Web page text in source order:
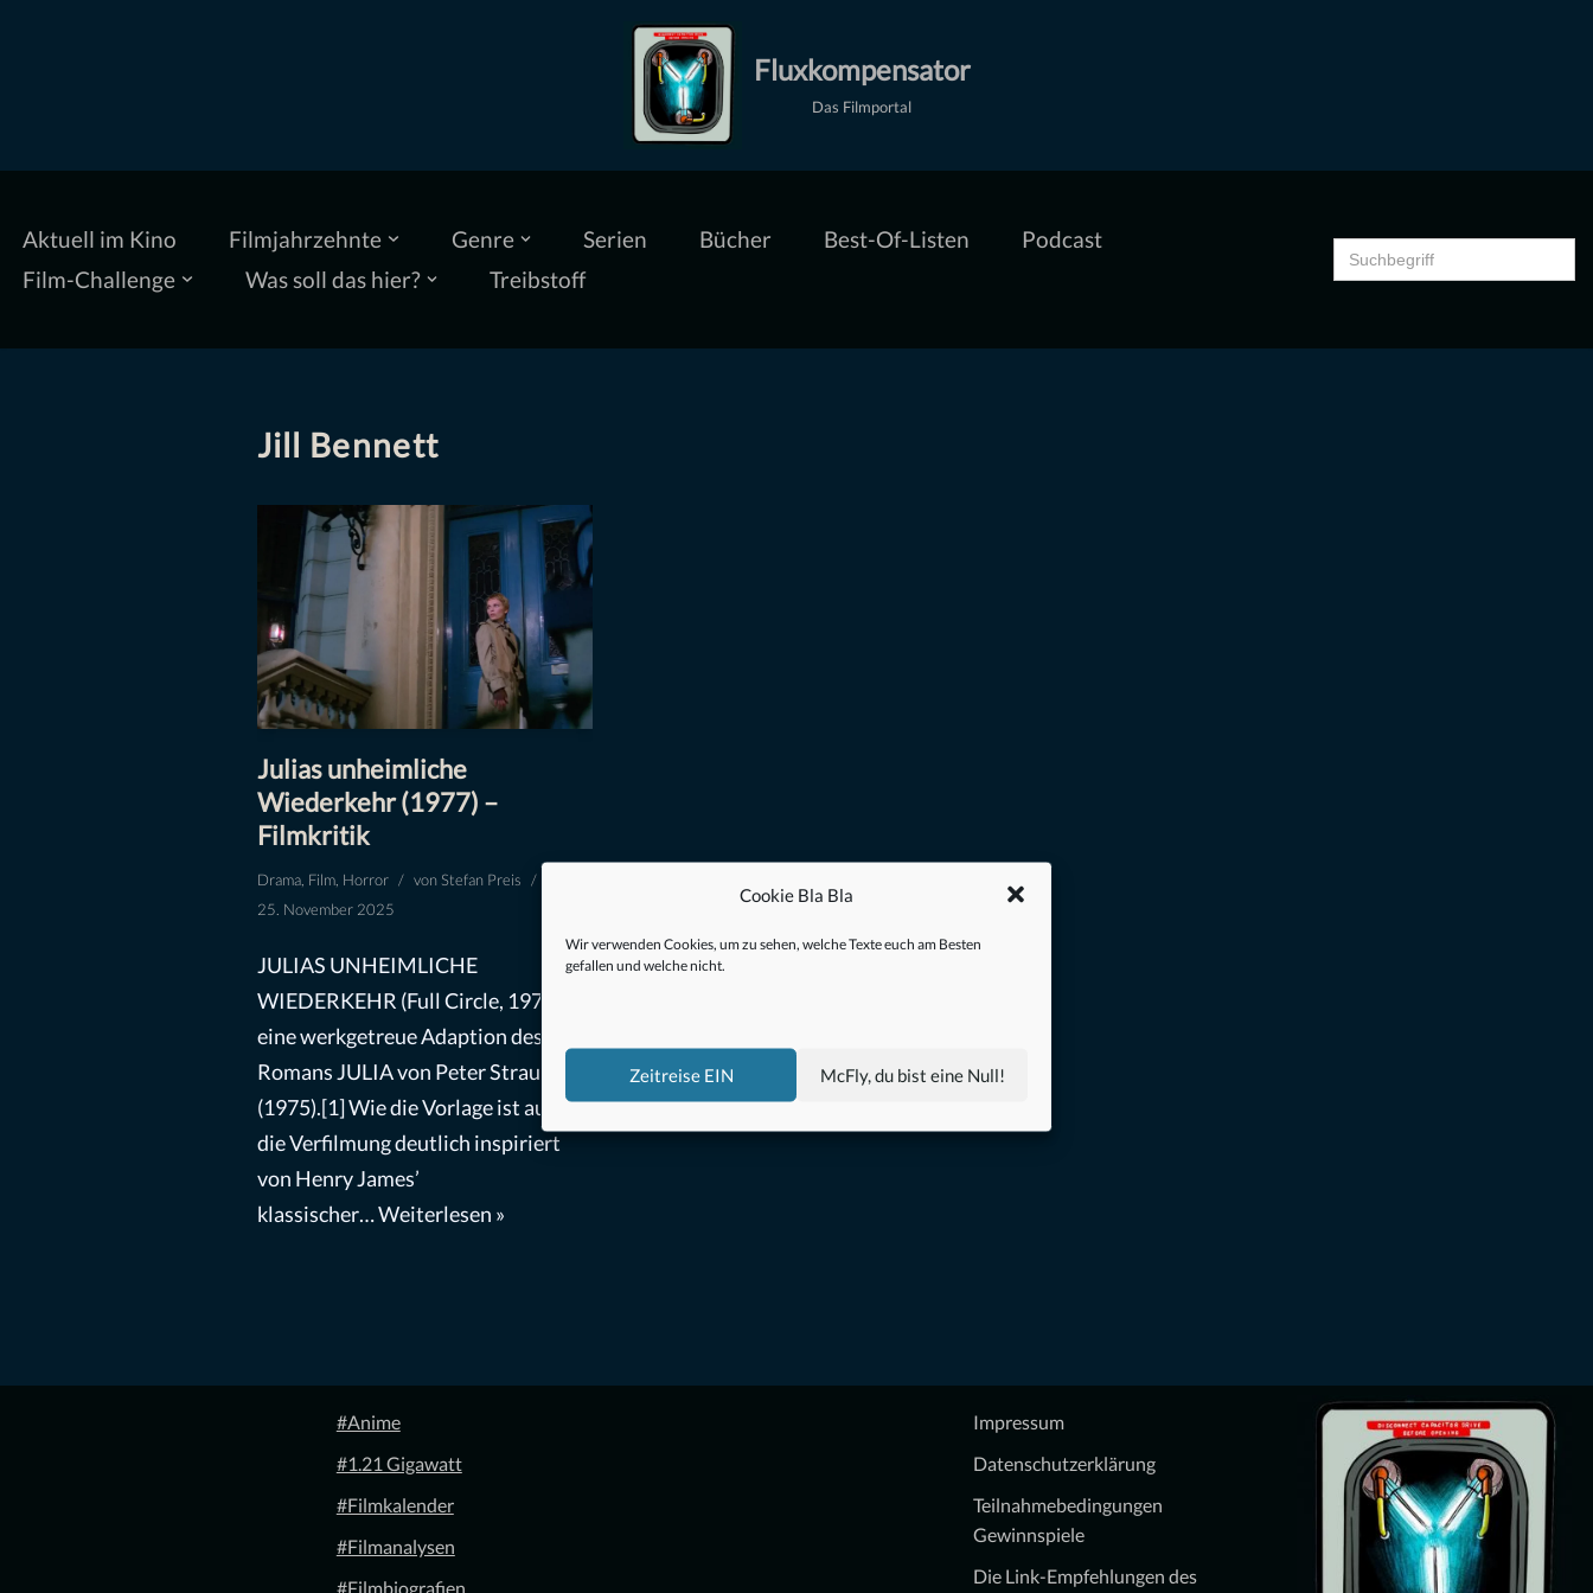
Cookie Bla Bla
Wir verwenden Cookies, um zu sehen, welche Texte euch am Besten
gefallen und welche nicht.
Zeitreise EIN McFly, du bist eine Null!
Fluxkompensator
Das Filmportal
Aktuell im Kino Filmjahrzehnte Genre Serien Bücher Best-Of-Listen
Podcast
Film-Challenge
Was soll das hier? Treibstoff
Search
for:
Jill Bennett
Julias unheimliche
Wiederkehr (1977) –
Filmkritik
Drama, Film, Horror vonStefan Preis
25. November 2025
JULIAS UNHEIMLICHE
WIEDERKEHR (Full Circle, 1977) ist
eine werkgetreue Adaption des
Romans JULIA von Peter Straub
(1975).[1] Wie die Vorlage ist auch
die Verfilmung deutlich inspiriert
von Henry James’
klassischer…Weiterlesen »
#Anime
#1.21 Gigawatt
#Filmkalender
#Filmanalysen
#Filmbiografien
Impressum
Datenschutzerklärung
Teilnahmebedingungen
Gewinnspiele
Die Link-Empfehlungen des